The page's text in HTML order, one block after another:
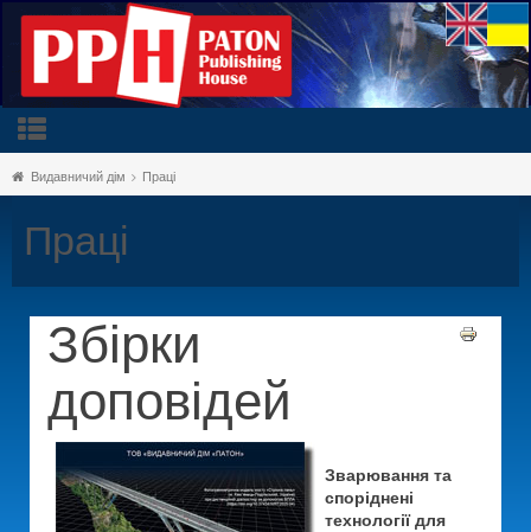
Видавничий дім Праці
Праці
Збірки
доповідей
Зварювання та
споріднені
технології для